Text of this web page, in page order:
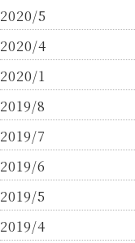
2020/5
2020/4
2020/1
2019/8
2019/7
2019/6
2019/5
2019/4